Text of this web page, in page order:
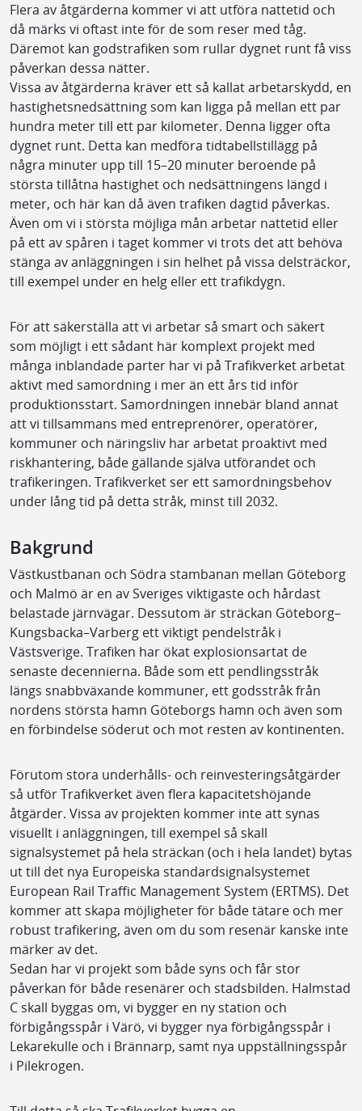
Flera av åtgärderna kommer vi att utföra nattetid och
då märks vi oftast inte för de som reser med tåg.
Däremot kan godstrafiken som rullar dygnet runt få viss
påverkan dessa nätter.
Vissa av åtgärderna kräver ett så kallat arbetarskydd, en
hastighetsnedsättning som kan ligga på mellan ett par
hundra meter till ett par kilometer. Denna ligger ofta
dygnet runt. Detta kan medföra tidtabellstillägg på
några minuter upp till 15–20 minuter beroende på
största tillåtna hastighet och nedsättningens längd i
meter, och här kan då även trafiken dagtid påverkas.
Även om vi i största möjliga mån arbetar nattetid eller
på ett av spåren i taget kommer vi trots det att behöva
stänga av anläggningen i sin helhet på vissa delsträckor,
till exempel under en helg eller ett trafikdygn.
För att säkerställa att vi arbetar så smart och säkert
som möjligt i ett sådant här komplext projekt med
många inblandade parter har vi på Trafikverket arbetat
aktivt med samordning i mer än ett års tid inför
produktionsstart. Samordningen innebär bland annat
att vi tillsammans med entreprenörer, operatörer,
kommuner och näringsliv har arbetat proaktivt med
riskhantering, både gällande själva utförandet och
trafikeringen. Trafikverket ser ett samordningsbehov
under lång tid på detta stråk, minst till 2032.
Bakgrund
Västkustbanan och Södra stambanan mellan Göteborg
och Malmö är en av Sveriges viktigaste och hårdast
belastade järnvägar. Dessutom är sträckan Göteborg–
Kungsbacka–Varberg ett viktigt pendelstråk i
Västsverige. Trafiken har ökat explosionsartat de
senaste decennierna. Både som ett pendlingsstråk
längs snabbväxande kommuner, ett godsstråk från
nordens största hamn Göteborgs hamn och även som
en förbindelse söderut och mot resten av kontinenten.
Förutom stora underhålls- och reinvesteringsåtgärder
så utför Trafikverket även flera kapacitetshöjande
åtgärder. Vissa av projekten kommer inte att synas
visuellt i anläggningen, till exempel så skall
signalsystemet på hela sträckan (och i hela landet) bytas
ut till det nya Europeiska standardsignalsystemet
European Rail Traffic Management System (ERTMS). Det
kommer att skapa möjligheter för både tätare och mer
robust trafikering, även om du som resenär kanske inte
märker av det.
Sedan har vi projekt som både syns och får stor
påverkan för både resenärer och stadsbilden. Halmstad
C skall byggas om, vi bygger en ny station och
förbigångsspår i Värö, vi bygger nya förbigångsspår i
Lekarekulle och i Brännarp, samt nya uppställningsspår
i Pilekrogen.